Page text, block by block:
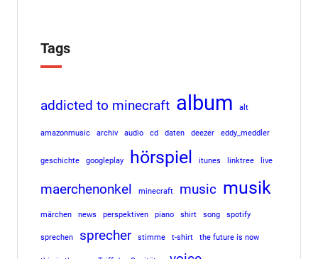
Tags
addicted to minecraft album alt
amazonmusic archiv audio cd daten deezer eddy_meddler
geschichte googleplay hörspiel itunes linktree live
maerchenonkel minecraft music musik
märchen news perspektiven piano shirt song spotify
sprechen sprecher stimme t-shirt the future is now